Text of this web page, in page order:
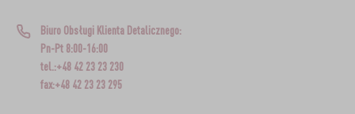
Biuro Obsługi Klienta Detalicznego:
Pn-Pt 8:00-16:00
tel.:+48 42 23 23 230
fax:+48 42 23 23 295